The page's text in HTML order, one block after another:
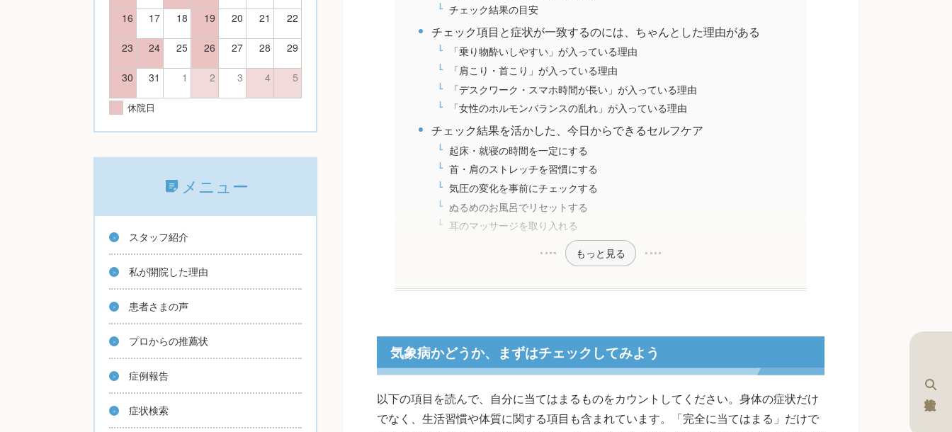
チェック結果の目安
チェック項目と症状が一致するのには、ちゃんとした理由がある
「乗り物酔いしやすい」が入っている理由
「肩こり・首こり」が入っている理由
「デスクワーク・スマホ時間が長い」が入っている理由
「女性のホルモンバランスの乱れ」が入っている理由
チェック結果を活かした、今日からできるセルフケア
起床・就寝の時間を一定にする
首・肩のストレッチを習慣にする
気圧の変化を事前にチェックする
ぬるめのお風呂でリセットする
耳のマッサージを取り入れる
もっと見る
気象病かどうか、まずはチェックしてみよう
以下の項目を読んで、自分に当てはまるものをカウントしてください。身体の症状だけ
でなく、生活習慣や体質に関する項目も含まれています。「完全に当てはまる」だけで
16 17 18 19 20 21 22
23 24 25 26 27 28 29
30 31 1 2 3 4 5
休院日
メニュー
スタッフ紹介
私が開院した理由
患者さまの声
プロからの推薦状
症例報告
症状検索